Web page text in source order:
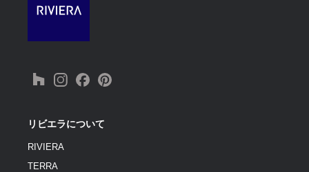
リビエラについて
RIVIERA
TERRA